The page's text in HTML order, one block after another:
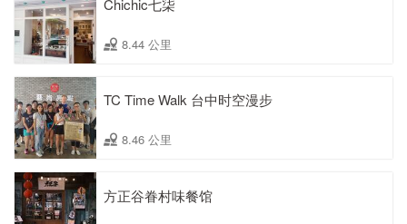
Chichic七柒
8.44 公里
TC Time Walk 台中时空漫步
8.46 公里
方正谷眷村味餐馆